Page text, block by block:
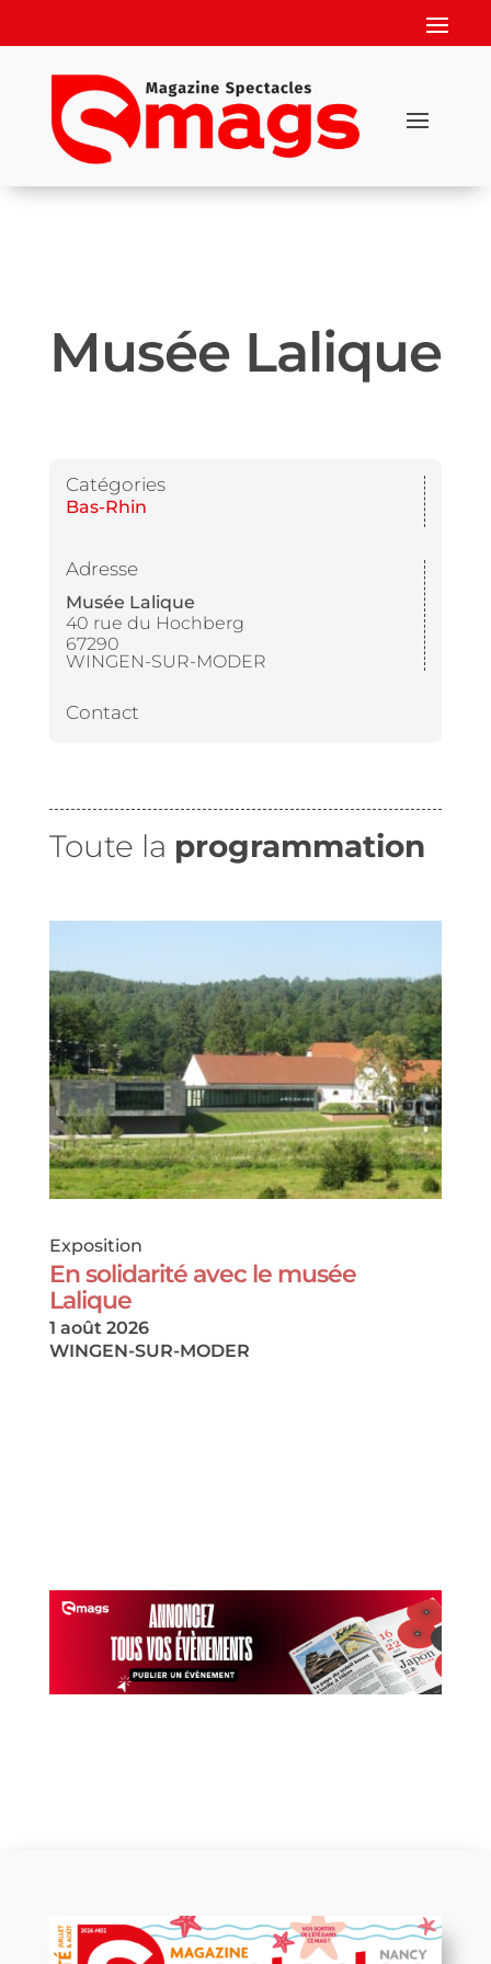
Musée Lalique
Catégories
Bas-Rhin
Adresse
Musée Lalique
40 rue du Hochberg
67290
WINGEN-SUR-MODER
Contact
Toute la programmation
Exposition
En solidarité avec le musée
Lalique
1 août 2026
WINGEN-SUR-MODER